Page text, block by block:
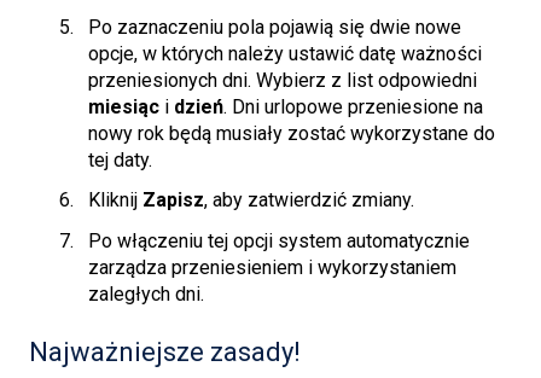
Po zaznaczeniu pola pojawią się dwie nowe
opcje, w których należy ustawić datę ważności
przeniesionych dni. Wybierz z list odpowiedni
miesiąc i dzień. Dni urlopowe przeniesione na
nowy rok będą musiały zostać wykorzystane do
tej daty.
Kliknij Zapisz, aby zatwierdzić zmiany.
Po włączeniu tej opcji system automatycznie
zarządza przeniesieniem i wykorzystaniem
zaległych dni.
Najważniejsze zasady!